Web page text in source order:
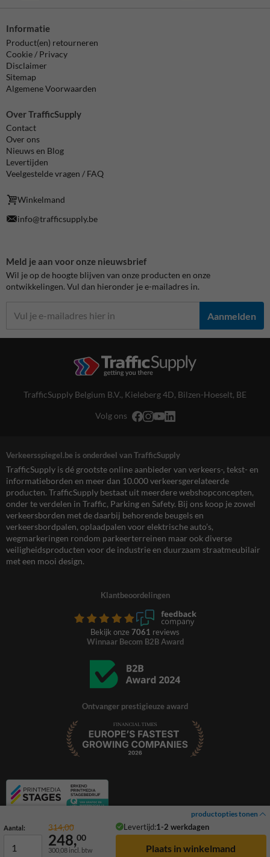
productopties tonen
Aantal: 314,00 Levertijd:1-2 werkdagen
248,00
300,08 incl. btw
Informatie
Product(en) retourneren
Cookie / Privacy
Disclaimer
Sitemap
Algemene Voorwaarden
Over TrafficSupply
Contact
Over ons
Nieuws en Blog
Levertijden
Veelgestelde vragen / FAQ
Winkelmand
info@trafficsupply.be
Meld je aan voor onze nieuwsbrief
Wil je op de hoogte blijven van onze producten en onze
ontwikkelingen. Vul dan hieronder je e-mailadres in.
Aanmelden
TrafficSupply Belgium B.V., Kieleberg 4D, Bilzen-Hoeselt, BE
Volg ons
Verkeersspiegel.be is onderdeel van TrafficSupply
TrafficSupply is dé grootste online aanbieder van verkeers-, tekst- en
informatieborden en meer dan 10.000 verkeersgerelateerde
producten. TrafficSupply bestaat uit meerdere webshopconcepten,
onder te verdelen in Traffic, Parking en Safety. Bij ons koop je zowel
verkeersborden met de daarbij behorende beugels en
verkeersbordpalen, oplaadpalen voor elektrische auto’s,
wegmarkeringen rondom parkeerterreinen maar ook diverse
veiligheidsproducten voor de industrie en duurzaam straatmeubilair
met een mooi design.
Klantbeoordelingen
Bekijk onze 7061 reviews
Winnaar Becom B2B Award
Ontvanger prestigieuze award
© 2026 TrafficSupply. Alle rechten voorbehouden.